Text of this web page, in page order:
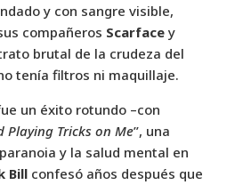
y con sangre visible,
compañeros Scarfacey
brutal de la crudeza del
tenía filtros ni maquillaje.
un éxito rotundo –con
Playing Tricks on Me”, una
y la salud mental en
Billconfesó años después que